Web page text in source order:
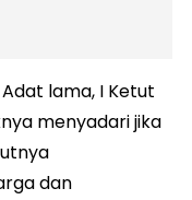
lama, I Ketut
menyadari jika
dan